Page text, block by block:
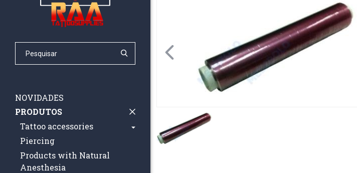
NOVIDADES
PRODUTOS
Tattoo accessories
Piercing
Products with Natural
Anesthesia